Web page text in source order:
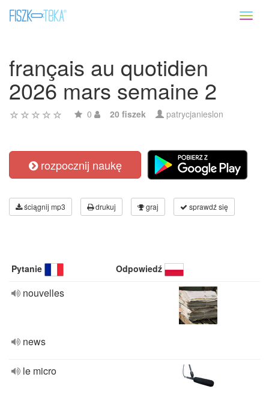
français au quotidien
2026 mars semaine 2
0 20 fiszek patrycjanieslon
rozpocznij naukę
ściągnij mp3 drukuj graj sprawdź się
Pytanie Odpowiedź
nouvelles
news
le micro